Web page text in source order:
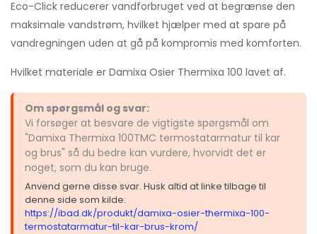
Eco-Click reducerer vandforbruget ved at begrænse den
maksimale vandstrøm, hvilket hjælper med at spare på
vandregningen uden at gå på kompromis med komforten.
Hvilket materiale er Damixa Osier Thermixa 100 lavet af.
Om spørgsmål og svar:
Vi forsøger at besvare de vigtigste spørgsmål om
"Damixa Thermixa 100TMC termostatarmatur til kar
og brus" så du bedre kan vurdere, hvorvidt det er
noget, som du kan bruge.
Anvend gerne disse svar. Husk altid at linke tilbage til
denne side som kilde:
https://ibad.dk/produkt/damixa-osier-thermixa-100-
termostatarmatur-til-kar-brus-krom/